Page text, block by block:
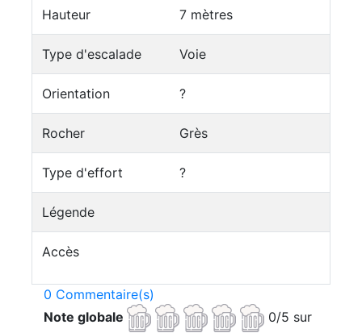
Hauteur 7 mètres
Type d'escalade Voie
Orientation ?
Rocher Grès
Type d'effort ?
Légende
Accès
0 Commentaire(s)
Note globale
0/5 sur